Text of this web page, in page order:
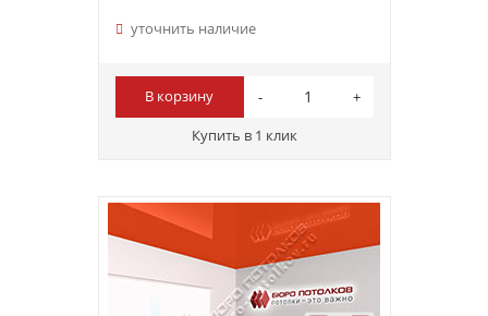
уточнить наличие
В корзину
Купить в 1 клик